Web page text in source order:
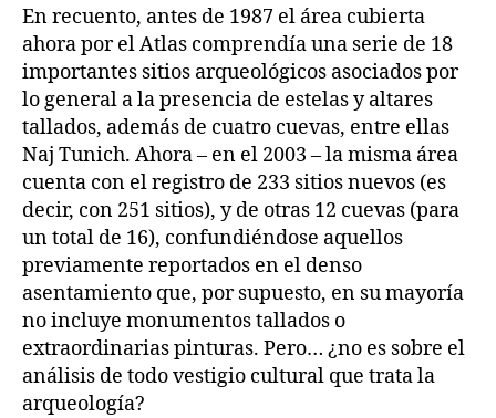
En recuento, antes de 1987 el área cubierta
ahora por el Atlas comprendía una serie de 18
importantes sitios arqueológicos asociados por
lo general a la presencia de estelas y altares
tallados, además de cuatro cuevas, entre ellas
Naj Tunich. Ahora – en el 2003 – la misma área
cuenta con el registro de 233 sitios nuevos (es
decir, con 251 sitios), y de otras 12 cuevas (para
un total de 16), confundiéndose aquellos
previamente reportados en el denso
asentamiento que, por supuesto, en su mayoría
no incluye monumentos tallados o
extraordinarias pinturas. Pero… ¿no es sobre el
análisis de todo vestigio cultural que trata la
arqueología?